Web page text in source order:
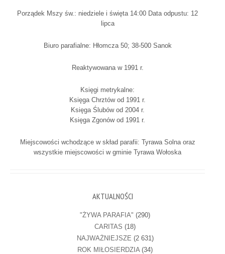
Porządek Mszy św.: niedziele i święta 14:00 Data odpustu: 12
lipca
Biuro parafialne: Hłomcza 50; 38-500 Sanok
Reaktywowana w 1991 r.
Księgi metrykalne:
Księga Chrztów od 1991 r.
Księga Ślubów od 2004 r.
Księga Zgonów od 1991 r.
Miejscowości wchodzące w skład parafii: Tyrawa Solna oraz
wszystkie miejscowości w gminie Tyrawa Wołoska
AKTUALNOŚCI
"ŻYWA PARAFIA" (290)
CARITAS (18)
NAJWAŻNIEJSZE (2 631)
ROK MIŁOSIERDZIA (34)